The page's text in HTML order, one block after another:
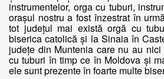
instrumentelor, orga cu tuburi,
oraşul nostru a fost înzestrat în
tot judeţul mai există orgă cu
biserica catolică şi la Sinaia în
judeţe din Muntenia care nu au
cu tuburi în timp ce în Moldova şi
ele sunt prezente în foarte multe